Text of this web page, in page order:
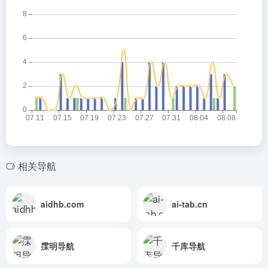
相关导航
aidhb.com ai-tab.cn
霂明导航 千库导航